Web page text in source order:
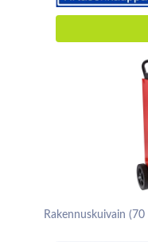
Rakennuskuivain